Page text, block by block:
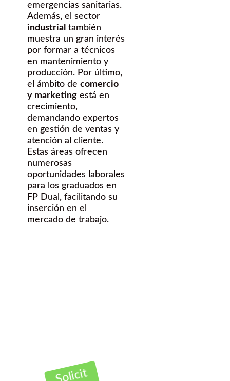
emergencias sanitarias.
Además, el sector
industrial también
muestra un gran interés
por formar a técnicos
en mantenimiento y
producción. Por último,
el ámbito de comercio
y marketing está en
crecimiento,
demandando expertos
en gestión de ventas y
atención al cliente.
Estas áreas ofrecen
numerosas
oportunidades laborales
para los graduados en
FP Dual, facilitando su
inserción en el
mercado de trabajo.
Solicit